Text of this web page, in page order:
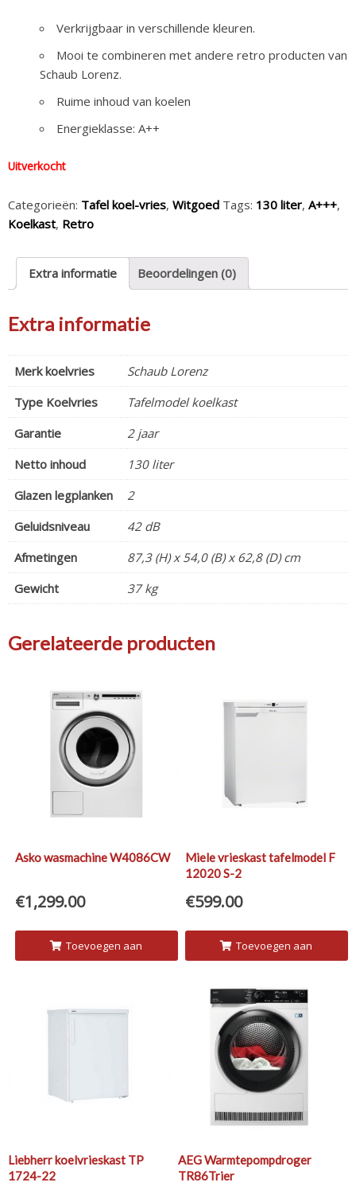
Verkrijgbaar in verschillende kleuren.
Mooi te combineren met andere retro producten van
Schaub Lorenz.
Ruime inhoud van koelen
Energieklasse: A++
Uitverkocht
Categorieën: Tafel koel-vries, Witgoed Tags: 130 liter, A+++,
Koelkast, Retro
Extra informatie Beoordelingen (0)
Extra informatie
Merk koelvries
Schaub Lorenz
Type Koelvries
Tafelmodel koelkast
Garantie
2 jaar
Netto inhoud
130 liter
Glazen legplanken
2
Geluidsniveau
42 dB
Afmetingen
87,3 (H) x 54,0 (B) x 62,8 (D) cm
Gewicht
37 kg
Gerelateerde producten
Asko wasmachine W4086CW
€1,299.00
Toevoegen aan
Miele vrieskast tafelmodel F
12020 S-2
€599.00
Toevoegen aan
Liebherr koelvrieskast TP
1724-22
AEG Warmtepompdroger
TR86Trier